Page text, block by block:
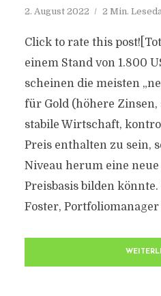
2. August 2022 2 Min.
Click to rate this
einem Stand von 1.800
scheinen die meisten
für Gold (höhere
stabile Wirtschaft,
Preis enthalten zu sein,
Niveau herum eine
Preisbasis bilden
Foster,